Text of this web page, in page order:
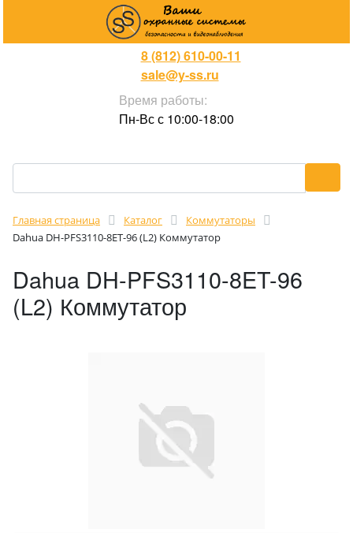
8 (812) 610-00-11
sale@y-ss.ru
Время работы:
Пн-Вс с 10:00-18:00
Главная страница Каталог
Коммутаторы
Dahua DH-PFS3110-8ET-96 (L2) Коммутатор
Dahua DH-PFS3110-8ET-96
(L2) Коммутатор